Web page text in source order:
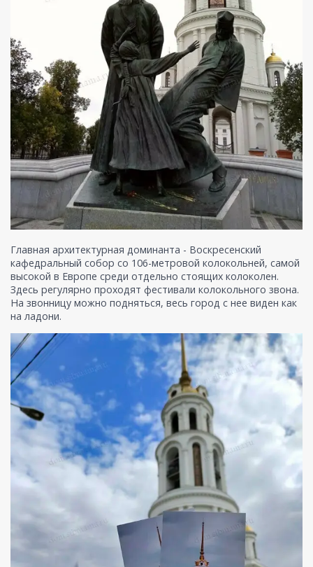
Главная архитектурная доминанта - Воскресенский
кафедральный собор со 106-метровой колокольней, самой
высокой в Европе среди отдельно стоящих колоколен.
Здесь регулярно проходят фестивали колокольного звона.
На звонницу можно подняться, весь город с нее виден как
на ладони.